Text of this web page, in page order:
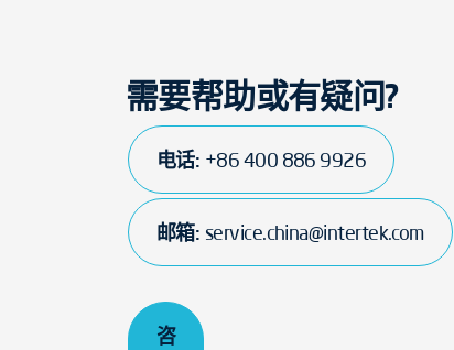
需要帮助或有疑问?
电话: +86 400 886 9926
邮箱: service.china@intertek.com
咨